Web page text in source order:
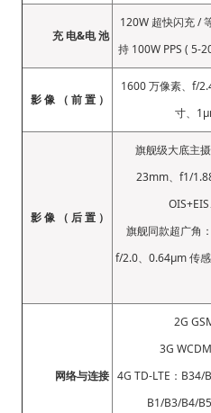
充 电&电 池
120W 超快闪充 /
持 100W PPS ( 5-
影 像 （ 前 置 ）
1600 万像素、f/
寸、
影 像 （ 后 置 ）
旗舰级大底主
23mm、f1/
旗舰同款超广角
f/2.0、0.64μm 传
网络与连接
2G
3G
4G TD-LTE：B34/
B1/B3/B4/